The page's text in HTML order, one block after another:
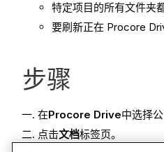
特定项目的所有文件夹
要刷新正在 Procore
步骤
在Procore Drive中选择公
点击文档标签页。